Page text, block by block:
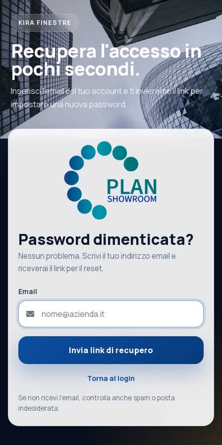
KIRA FINESTRE
Recupera l'accesso in
pochi secondi.
Inserisci l'email del tuo account e ti invieremo il link per
impostare una nuova password.
Password dimenticata?
Nessun problema. Scrivi il tuo indirizzo email e
riceverai il link per il reset.
Email
Invia link di recupero
Torna al login
Se non ricevi l'email, controlla anche spam o posta
indesiderata.